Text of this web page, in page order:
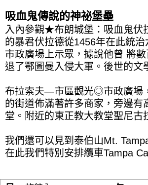
吸血鬼傳說的神祕堡壘
入內參觀★布朗城堡：吸血鬼伏
的暴君伏拉德從1456年在此統
市政廣場上示眾，據說他曾 將
退了鄂圖曼入侵大軍。後世的
布拉索夫—市區觀光◎市政廣場
的街道佈滿著許多商家，旁邊
堂。附近的東正教大教堂聖尼古
我們還可以見到泰伯山Mt.
在此我們特別安排纜車Tampa